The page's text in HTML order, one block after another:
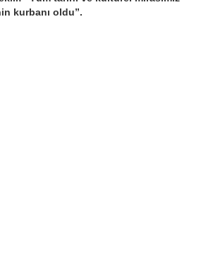
kurbanı oldu”.